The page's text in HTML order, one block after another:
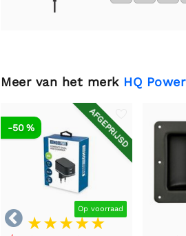
Meer van het merk HQ Power

AFGEPRIJSD
Op voorraad
-50 %